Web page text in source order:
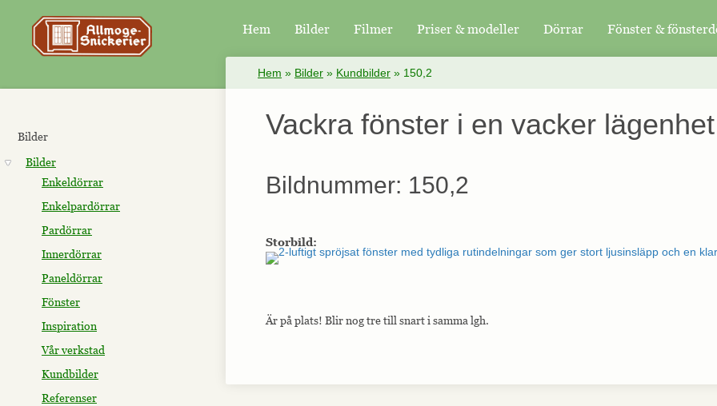
Hem Bilder Filmer Priser & modeller Dörrar Fönster &
Bilder
Bilder
Enkeldörrar
Enkelpardörrar
Pardörrar
Innerdörrar
Paneldörrar
Fönster
Inspiration
Vår verkstad
Kundbilder
Referenser
Hem » Bilder » Kundbilder » 150,2
Vackra fönster i en vacker lägenhet
Bildnummer: 150,2
Storbild:
Är på plats! Blir nog tre till snart i samma lgh.